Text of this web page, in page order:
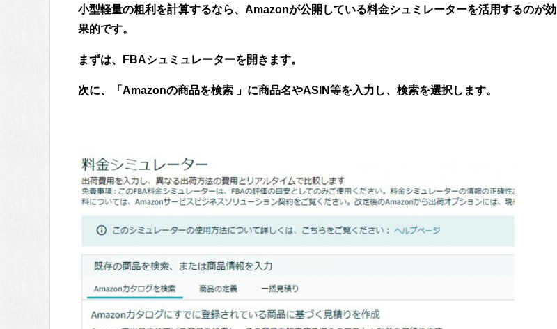
小型軽量の粗利を計算するなら、Amazonが公開している料金シュミレーターを活用するのが効
果的です。
まずは、FBAシュミュレーターを開きます。
次に、「Amazonの商品を検索 」に商品名やASIN等を入力し、検索を選択します。